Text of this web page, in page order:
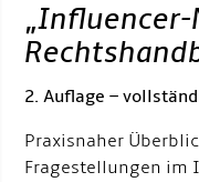
„
2. Auflage –
Praxisnaher
Fragestellungen im